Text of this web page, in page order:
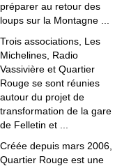
préparer au retour des
loups sur la Montagne ...
Trois associations, Les
Michelines, Radio
Vassivière et Quartier
Rouge se sont réunies
autour du projet de
transformation de la gare
de Felletin et ...
Créée depuis mars 2006,
Quartier Rouge est une